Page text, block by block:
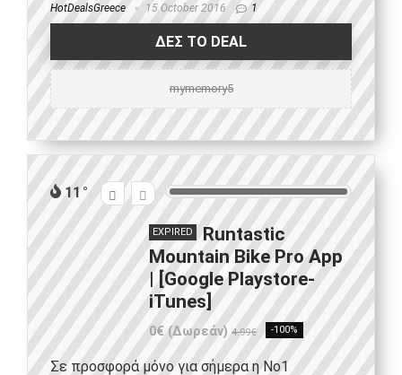
HotDealsGreece 15 October 2016 1
ΔΕΣ ΤΟ DEAL
mymemory5
11
EXPIRED
Runtastic
Mountain Bike Pro App
| [Google Playstore-
iTunes]
0€ (Δωρεάν) 4.99€ -100%
Σε προσφορά μόνο για σήμερα η Νο1